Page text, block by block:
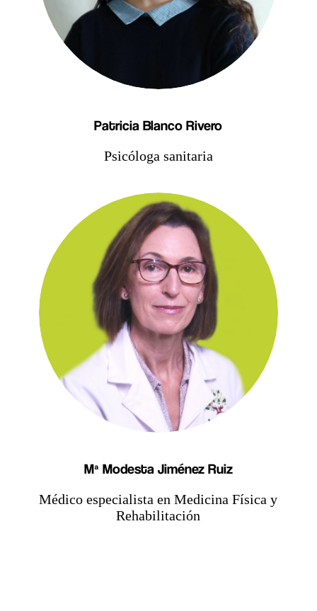
Patricia Blanco Rivero
Psicóloga sanitaria
Mª Modesta Jiménez Ruiz
Médico especialista en Medicina Física y
Rehabilitación